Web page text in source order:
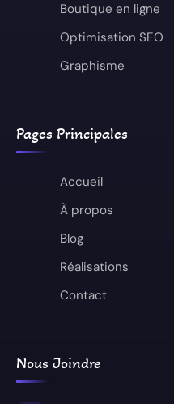
Boutique en ligne
Optimisation SEO
Graphisme
Pages Principales
Accueil
À propos
Blog
Réalisations
Contact
Nous Joindre